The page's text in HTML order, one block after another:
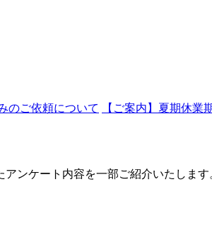
のご依頼について 【ご案内】夏期休業
ンケート内容を一部ご紹介いたします